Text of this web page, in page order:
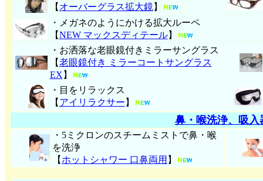
【 オーバーグラス拡大鏡】
・メガネのようにかける拡大ルーペ
【NEW マックスディテール】
・お洒落な老眼鏡付きミラーサングラス
【老眼鏡付き ミラーコートサングラス
EX 】
・目をリラックス
【 アイリラクサー 】
鼻・喉洗浄、吸入
・5ミクロンのスチームミストで鼻・喉
を洗浄
【 ホットシャワー 口鼻両用 】